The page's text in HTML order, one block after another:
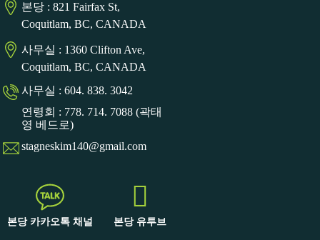
본당 : 821 Fairfax St,
Coquitlam, BC, CANADA
사무실 : 1360 Clifton Ave,
Coquitlam, BC, CANADA
사무실 : 604. 838. 3042
연령회 : 778. 714. 7088 (곽태
영 베드로)
stagneskim140@gmail.com
본당 카카오톡 채널 본당 유투브